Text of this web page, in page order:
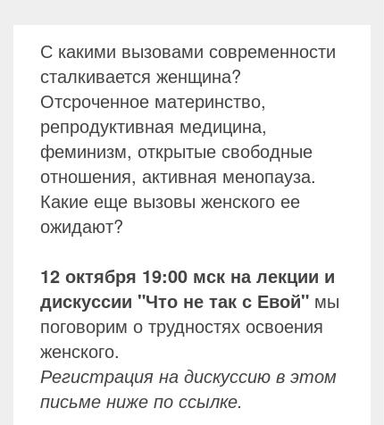
С какими вызовами современности
сталкивается женщина?
Отсроченное материнство,
репродуктивная медицина,
феминизм, открытые свободные
отношения, активная менопауза.
Какие еще вызовы женского ее
ожидают?
12 октября 19:00 мск на лекции и
дискуссии "Что не так с Евой" мы
поговорим о трудностях освоения
женского.
Регистрация на дискуссию в этом
письме ниже по ссылке.